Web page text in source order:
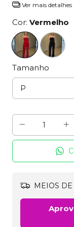
Ver mais detalhes
Cor: Vermelho
Tamanho
MEIOS